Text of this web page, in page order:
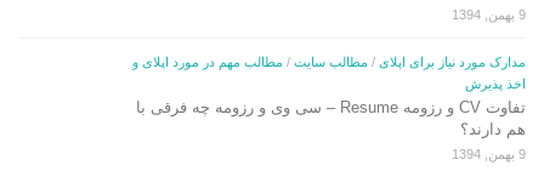
9 بهمن, 1394
مدارک مورد نیاز برای اپلای / مطالب سایت / مطالب مهم در مورد اپلای و
اخذ پذیرش
تفاوت CV و رزومه Resume – سی وی و رزومه چه فرقی با
هم دارند؟
9 بهمن, 1394